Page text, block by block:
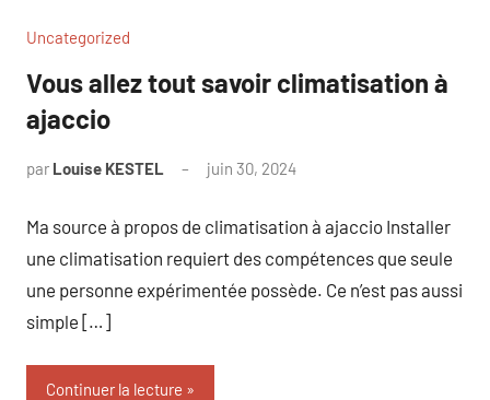
Uncategorized
Vous allez tout savoir climatisation à
ajaccio
par Louise KESTEL juin 30, 2024
Ma source à propos de climatisation à ajaccio Installer
une climatisation requiert des compétences que seule
une personne expérimentée possède. Ce n’est pas aussi
simple […]
Continuer la lecture